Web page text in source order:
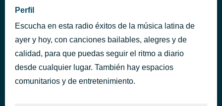
Perfil
Escucha en esta radio éxitos de la música latina de
ayer y hoy, con canciones bailables, alegres y de
calidad, para que puedas seguir el ritmo a diario
desde cualquier lugar. También hay espacios
comunitarios y de entretenimiento.